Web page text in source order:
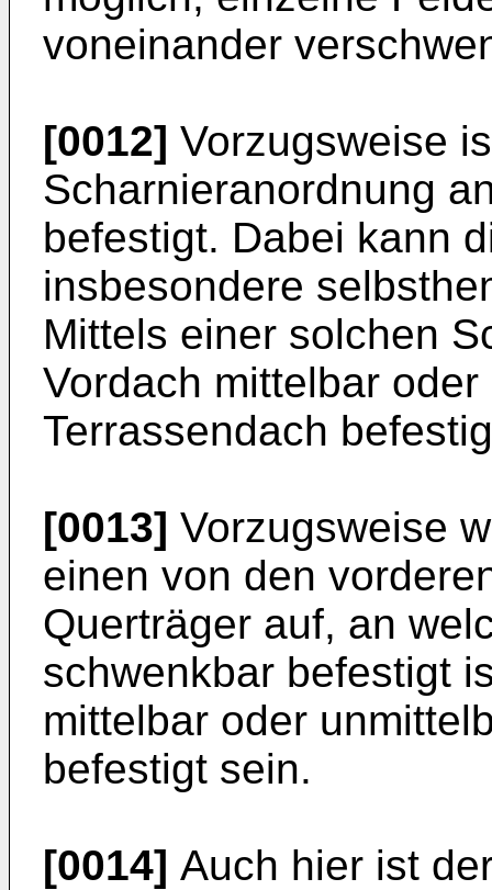
voneinander
[0012] Vorzugsweise
Scharnieranordnung
befestigt. Dabei kann
insbesondere
Mittels einer solchen
Vordach mittelbar
Terrassendach
[0013] Vorzugsweise
einen von den
Querträger auf, an
schwenkbar befestigt
mittelbar oder
befestigt sein.
[0014] Auch hier ist